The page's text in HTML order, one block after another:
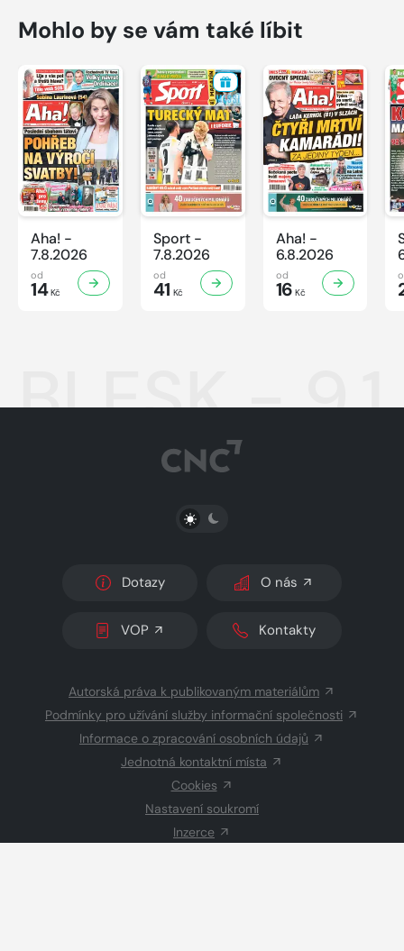
Mohlo by se vám také líbit
Aha! -
7.8.2026
od
14Kč
Sport -
7.8.2026
od
41 Kč
Aha! -
6.8.2026
od
16 Kč
BLESK -
PŘEPNOUT SVĚTLÝ/TMAVÝ REŽIM
Dotazy O nás
VOP Kontakty
Autorská práva k publikovaným materiálům
Podmínky pro užívání služby informační společnosti
Informace o zpracování osobních údajů
Jednotná kontaktní místa
Cookies
Nastavení soukromí
Inzerce